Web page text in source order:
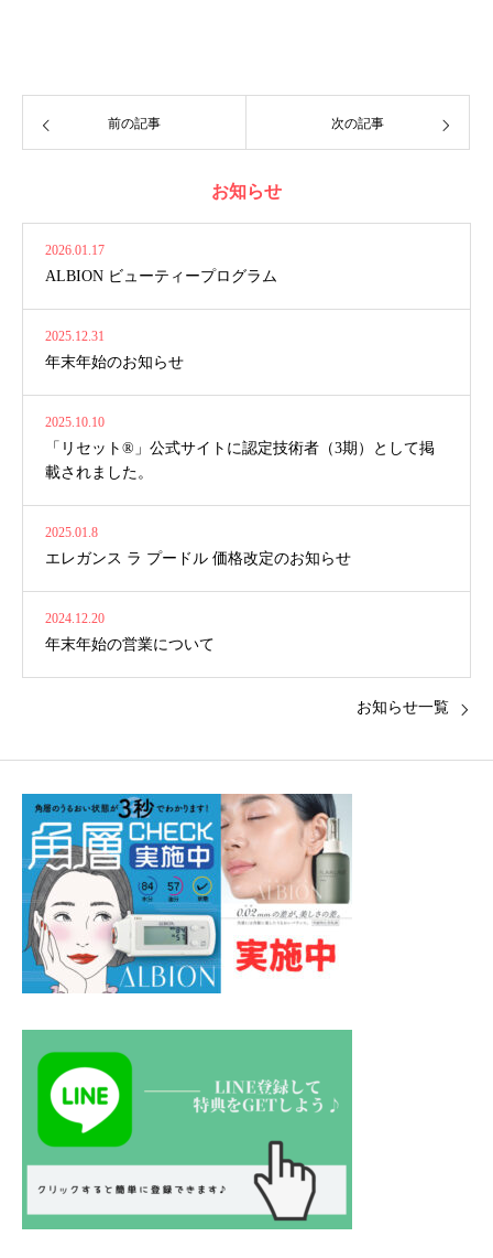
前の記事 次の記事
お知らせ
2026.01.17
ALBION ビューティープログラム
2025.12.31
年末年始のお知らせ
2025.10.10
「リセット®」公式サイトに認定技術者（3期）として掲
載されました。
2025.01.8
エレガンス ラ プードル 価格改定のお知らせ
2024.12.20
年末年始の営業について
お知らせ一覧